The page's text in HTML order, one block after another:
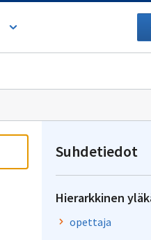
Suhdetiedot
Hierarkkinen
opettaja